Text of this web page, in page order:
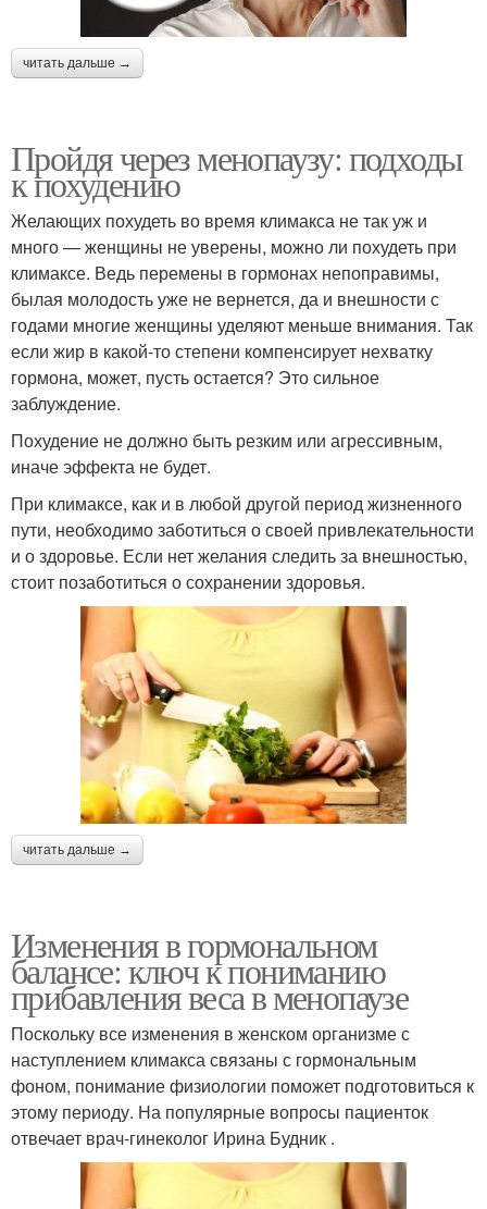
читать дальше →
Пройдя через менопаузу: подходы
к похудению
Желающих похудеть во время климакса не так уж и
много — женщины не уверены, можно ли похудеть при
климаксе. Ведь перемены в гормонах непоправимы,
былая молодость уже не вернется, да и внешности с
годами многие женщины уделяют меньше внимания. Так
если жир в какой-то степени компенсирует нехватку
гормона, может, пусть остается? Это сильное
заблуждение.
Похудение не должно быть резким или агрессивным,
иначе эффекта не будет.
При климаксе, как и в любой другой период жизненного
пути, необходимо заботиться о своей привлекательности
и о здоровье. Если нет желания следить за внешностью,
стоит позаботиться о сохранении здоровья.
читать дальше →
Изменения в гормональном
балансе: ключ к пониманию
прибавления веса в менопаузе
Поскольку все изменения в женском организме с
наступлением климакса связаны с гормональным
фоном, понимание физиологии поможет подготовиться к
этому периоду. На популярные вопросы пациенток
отвечает врач-гинеколог Ирина Будник .